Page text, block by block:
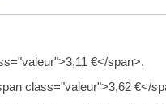
€</span>.
class="valeur">3,62 €</